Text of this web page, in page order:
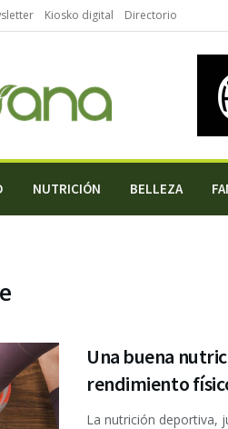
Kiosko digital Directorio
NUTRICIÓN BELLEZA
Una buena
rendimiento
La nutrición deportiva,